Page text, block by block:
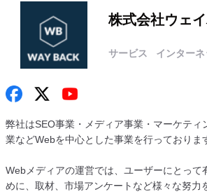
株式会社ウェ
サービス インターネ
弊社はSEO事業・メディア事業・マーケティ
業などWebを中心とした事業を行っておりま
Webメディアの運営では、ユーザーにとって
めに、取材、市場アンケートなど様々な努力